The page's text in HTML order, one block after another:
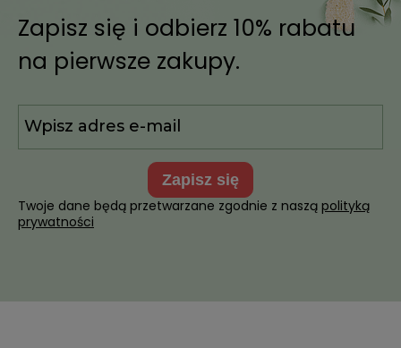
Zapisz się i odbierz 10% rabatu
na pierwsze zakupy.
zapisz się
Twoje dane będą przetwarzane zgodnie z naszą polityką
prywatności